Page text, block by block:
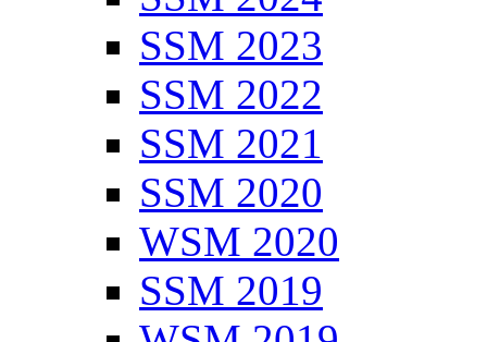
SSM 2023
SSM 2022
SSM 2021
SSM 2020
WSM 2020
SSM 2019